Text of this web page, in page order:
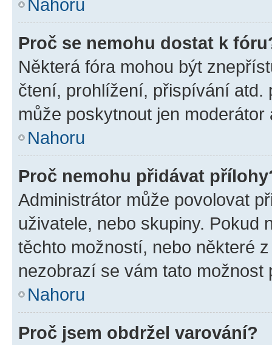
Nahoru
Proč se nemohu dostat k
Některá fóra mohou být
čtení, prohlížení, přispívání atd.
může poskytnout jen
Nahoru
Proč nemohu přidávat
Administrátor může povolovat
uživatele, nebo skupiny. Pokud
těchto možností, nebo některé
nezobrazí se vám tato
Nahoru
Proč jsem obdržel varování?